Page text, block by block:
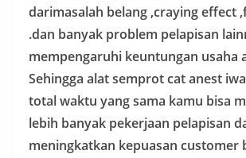
darimasalah belang ,craying effect
.dan banyak problem pelapisan
mempengaruhi keuntungan usaha
Sehingga alat semprot cat anest
total waktu yang sama kamu bisa
lebih banyak pekerjaan pelapisan
meningkatkan kepuasan customer